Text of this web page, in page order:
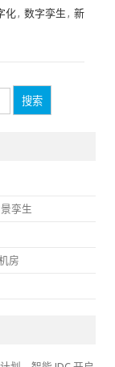
化, 数字孪生 , 新
孪生
房